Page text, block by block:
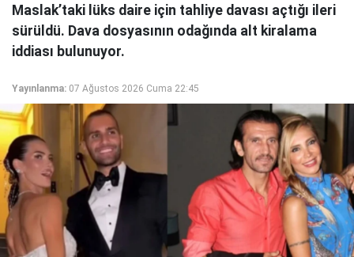
Maslak’taki lüks daire için tahliye davası açtığı ileri
sürüldü. Dava dosyasının odağında alt kiralama
iddiası bulunuyor.
Yayınlanma: 07 Ağustos 2026 Cuma 22:45